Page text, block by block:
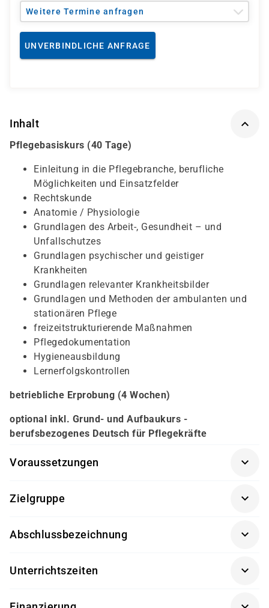
Weitere Termine anfragen
UNVERBINDLICHE ANFRAGE
Inhalt
Pflegebasiskurs (40 Tage)
Einleitung in die Pflegebranche, berufliche
Möglichkeiten und Einsatzfelder
Rechtskunde
Anatomie / Physiologie
Grundlagen des Arbeit-, Gesundheit – und
Unfallschutzes
Grundlagen psychischer und geistiger
Krankheiten
Grundlagen relevanter Krankheitsbilder
Grundlagen und Methoden der ambulanten und
stationären Pflege
freizeitstrukturierende Maßnahmen
Pflegedokumentation
Hygieneausbildung
Lernerfolgskontrollen
betriebliche Erprobung (4 Wochen)
optional inkl. Grund- und Aufbaukurs -
berufsbezogenes Deutsch für Pflegekräfte
Voraussetzungen
persönliches Gespräch
Freude am Umgang mit Menschen
körperliche und psychische Belastbarkeit
Eignungstest)
Zielgruppe
Angehörige
Abschlussbezeichnung
Unterrichtszeiten